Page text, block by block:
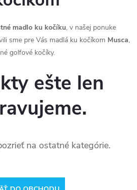
madlo ku kočíku, v našej ponuke
sme pre Vás madlá ku kočíkom Musca,
golfové kočíky.
ešte len
na ostatné kategórie.